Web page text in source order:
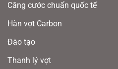
Căng cước chuẩn quốc tế
Hàn vợt Carbon
Đào tạo
Thanh lý vợt